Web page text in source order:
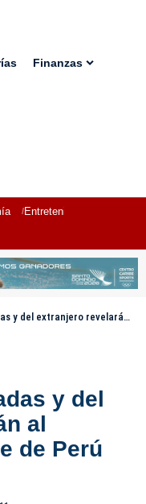
Finanzas
Entretenimiento
al próximo presidente de Perú
y del
al
de Perú